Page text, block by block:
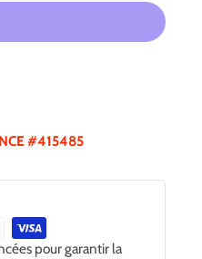
#415485
pour garantir la